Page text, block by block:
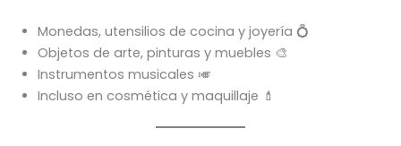
Monedas, utensilios de cocina y joyería 💍
Objetos de arte, pinturas y muebles 🎨
Instrumentos musicales 🎺
Incluso en cosmética y maquillaje 💄